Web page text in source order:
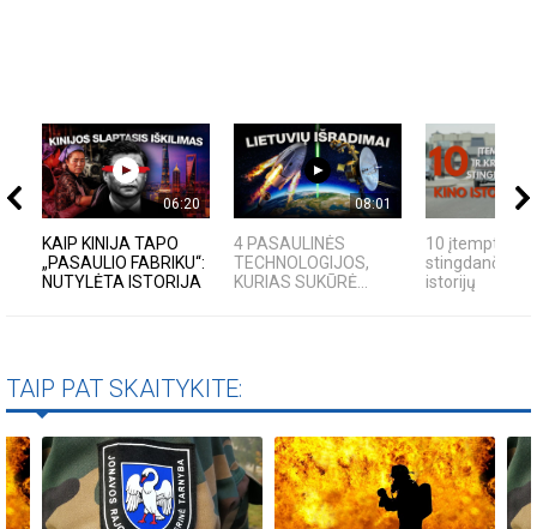
06:20
KAIP KINIJA TAPO
„PASAULIO FABRIKU“:
NUTYLĖTA ISTORIJA
08:01
4 PASAULINĖS
TECHNOLOGIJOS,
KURIAS SUKŪRĖ...
10 įtemptų,
stingdančių
istorijų
TAIP PAT SKAITYKITE: